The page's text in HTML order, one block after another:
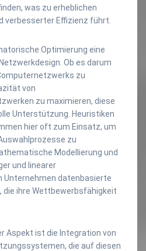
was zu erheblichen
verbesserter Effizienz führt.
Optimierung eine
Ob es darum
zu
von
zu maximieren, diese
Unterstützung. Heuristiken
hier oft zum Einsatz, um
zu
Modellierung und
und linearer
Unternehmen datenbasierte
die ihre Wettbewerbsfähigkeit
Aspekt ist die Integration von
die auf diesen